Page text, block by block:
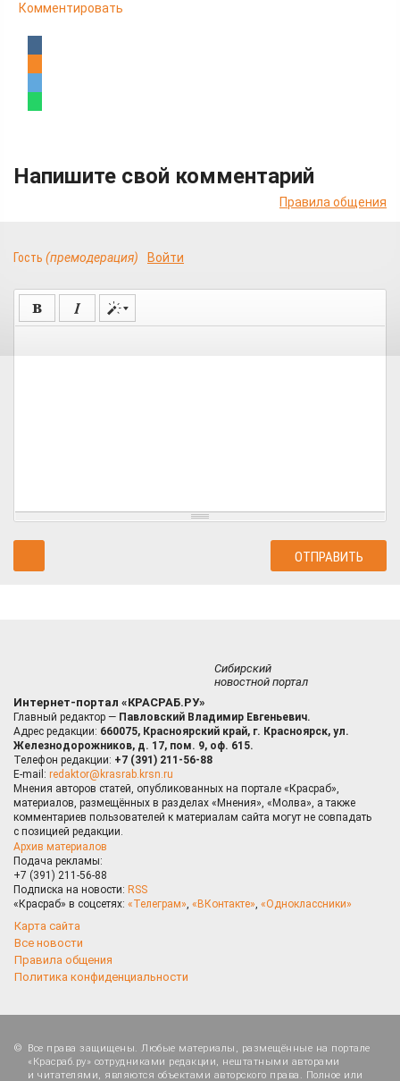
Комментировать
Напишите свой комментарий
Правила общения
Гость (премодерация) Войти
Сибирский
новостной портал
Интернет-портал «КРАСРАБ.РУ»
Главный редактор — Павловский Владимир Евгеньевич.
Адрес редакции: 660075, Красноярский край, г. Красноярск, ул.
Железнодорожников, д. 17, пом. 9, оф. 615.
Телефон редакции: +7 (391) 211-56-88
E-mail: redaktor@krasrab.krsn.ru
Мнения авторов статей, опубликованных на портале «Красраб»,
материалов, размещённых в разделах «Мнения», «Молва», а также
комментариев пользователей к материалам сайта могут не совпадать
с позицией редакции.
Архив материалов
Подача рекламы:
+7 (391) 211-56-88
Подписка на новости: RSS
«Красраб» в соцсетях: «Телеграм», «ВКонтакте», «Одноклассники»
Карта сайта
Все новости
Правила общения
Политика конфиденциальности
Все права защищены. Любые материалы, размещённые на портале
«Красраб.ру» сотрудниками редакции, нештатными авторами
и читателями, являются объектами авторского права. Полное или